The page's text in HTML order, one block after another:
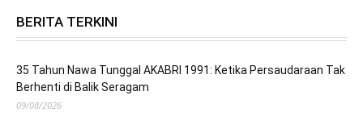
BERITA TERKINI
35 Tahun Nawa Tunggal AKABRI 1991: Ketika Persaudaraan Tak
Berhenti di Balik Seragam
09/08/2026